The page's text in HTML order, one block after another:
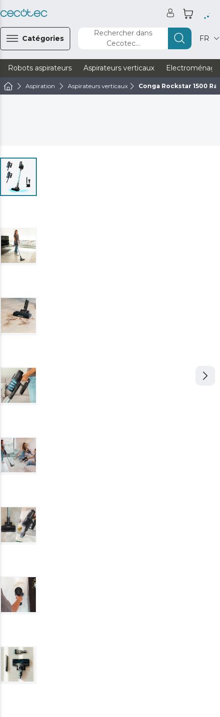
Catégories
Rechercher dans
Cecotec...
FR
Robots aspirateurs Aspirateurs verticaux
Aspiration Aspirateurs verticaux Conga Rockstar 1500